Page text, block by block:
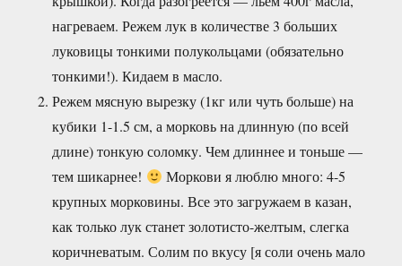
нагреваем. Режем лук в количестве 3 больших
луковицы тонкими полукольцами (обязательно
тонкими!). Кидаем в масло.
Режем мясную вырезку (1кг или чуть больше) на
кубики 1-1.5 см, а морковь на длинную (по всей
длине) тонкую соломку. Чем длиннее и тоньше —
тем шикарнее!
Моркови я люблю много: 4-5
крупных морковины. Все это загружаем в казан,
как только лук станет золотисто-желтым, слегка
коричневатым. Солим по вкусу [я соли очень мало